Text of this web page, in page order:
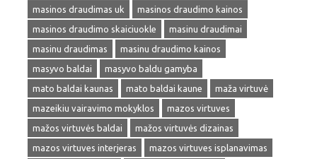
masinos draudimas uk
masinos draudimo kainos
masinos draudimo skaiciuokle
masinu draudimai
masinu draudimas
masinu draudimo kainos
masyvo baldai
masyvo baldu gamyba
mato baldai kaunas
mato baldai kaune
maža virtuvė
mazeikiu vairavimo mokyklos
mazos virtuves
mažos virtuvės baldai
mažos virtuvės dizainas
mazos virtuves interjeras
mazos virtuves isplanavimas